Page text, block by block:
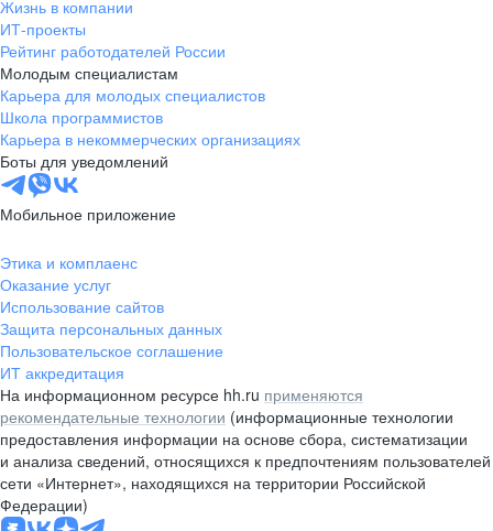
Жизнь в компании
ИТ-проекты
Рейтинг работодателей России
Молодым специалистам
Карьера для молодых специалистов
Школа программистов
Карьера в некоммерческих организациях
Боты для уведомлений
Мобильное приложение
Этика и комплаенс
Оказание услуг
Использование сайтов
Защита персональных данных
Пользовательское соглашение
ИТ аккредитация
На информационном ресурсе hh.ru применяются
рекомендательные технологии (информационные технологии
предоставления информации на основе сбора, систематизации
и анализа сведений, относящихся к предпочтениям пользователей
сети «Интернет», находящихся на территории Российской
Федерации)